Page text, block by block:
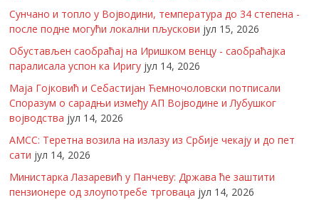
Сунчано и топло у Војводини, температура до 34 степена -
после подне могући локални пљускови јул 15, 2026
Обустављен саобраћај на Иришком венцу - саобраћајка
паралисала успон ка Иригу јул 14, 2026
Маја Гојковић и Себастијан Ћемночоловски потписали
Споразум о сарадњи између АП Војводине и Лубушког
војводства јул 14, 2026
АМСС: Теретна возила на излазу из Србије чекају и до пет
сати јул 14, 2026
Министарка Лазаревић у Панчеву: Држава ће заштити
пензионере од злоупотребе трговаца јул 14, 2026